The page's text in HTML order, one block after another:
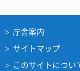
庁舎案内
サイトマップ
このサイトについ